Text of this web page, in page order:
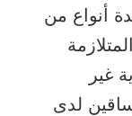
أنواع من
غير
لدى